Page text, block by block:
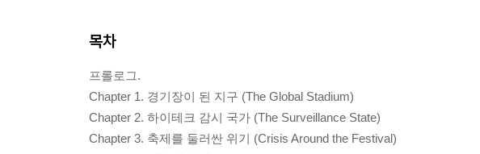
목차
프롤로그.
Chapter 1. 경기장이 된 지구 (The Global Stadium)
Chapter 2. 하이테크 감시 국가 (The Surveillance State)
Chapter 3. 축제를 둘러싼 위기 (Crisis Around the Festival)